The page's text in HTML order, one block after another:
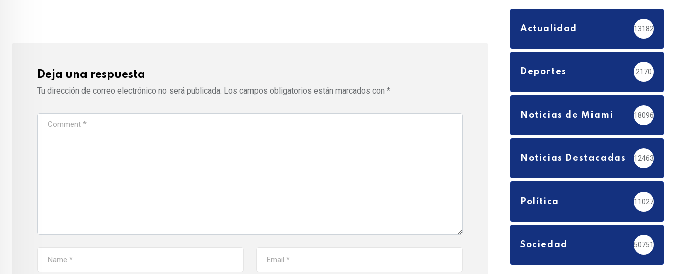
Deja una respuesta
Tu dirección de correo electrónico no será publicada. Los campos obligatorios están marcados con *
Actualidad 13182
Deportes 2170
Noticias de Miami 18096
Noticias Destacadas 12463
Política 11027
Sociedad 50751